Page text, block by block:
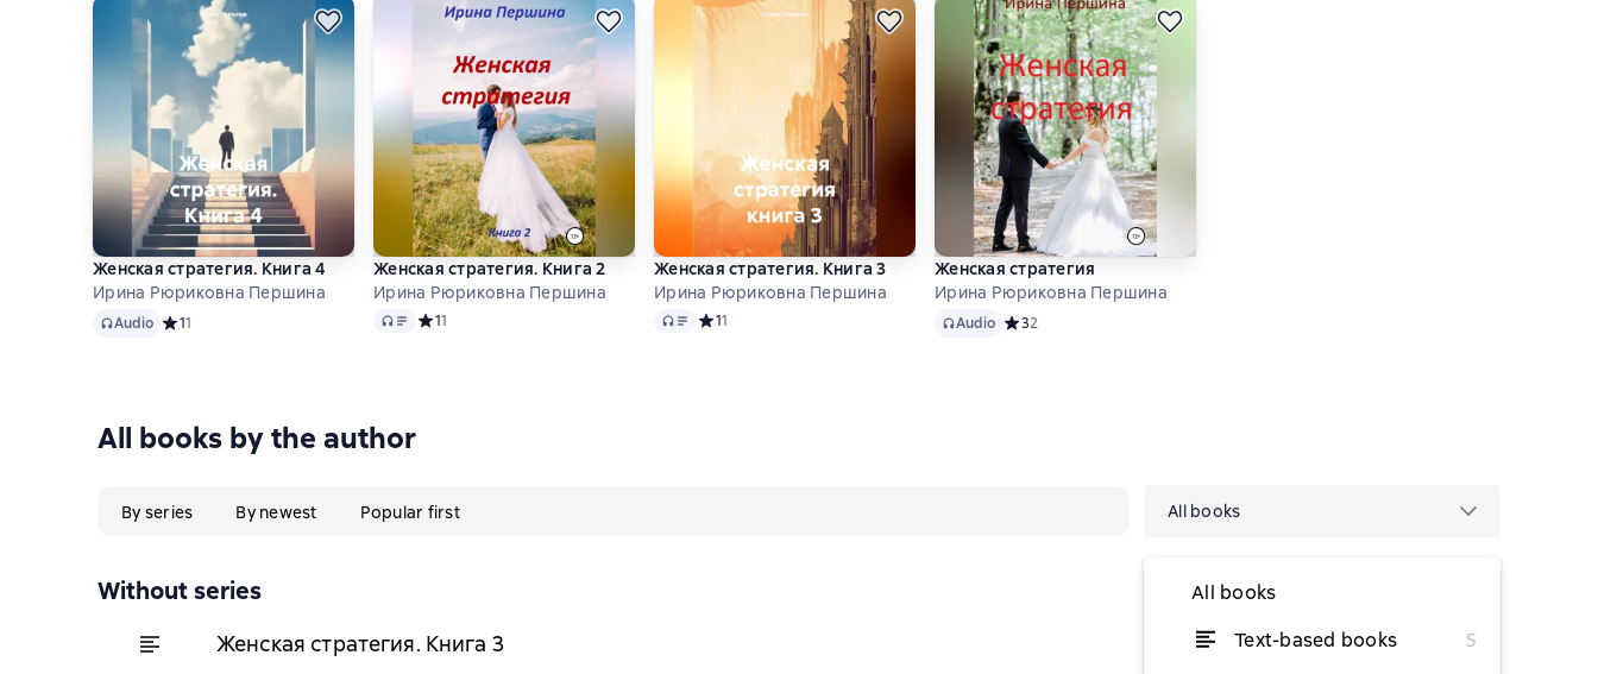
Женская стратегия. Книга 4
Ирина Рюриковна Першина
AudioAudio Средний рейтинг 1 на основе 1 оценок
11
Женская стратегия. Книга 2
Ирина Рюриковна Першина
Audio Средний рейтинг 1 на основе 1 оценок
11
Женская стратегия. Книга 3
Ирина Рюриковна Першина
Audio Средний рейтинг 1 на основе 1 оценок
11
Женская стратегия
Ирина Рюриковна Першина
AudioAudio Средний рейтинг 3 на основе 2 оценок
32
All books by the author
By series By newest Popular first All books
All books
Text-based books
5
Without series
Женская стратегия. Книга 3 from $0.61